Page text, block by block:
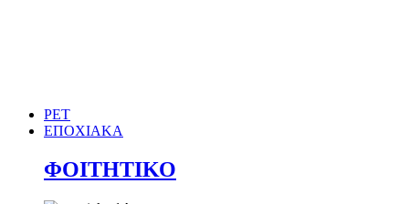
PET
ΕΠΟΧΙΑΚΑ
ΦΟΙΤΗΤΙΚΟ